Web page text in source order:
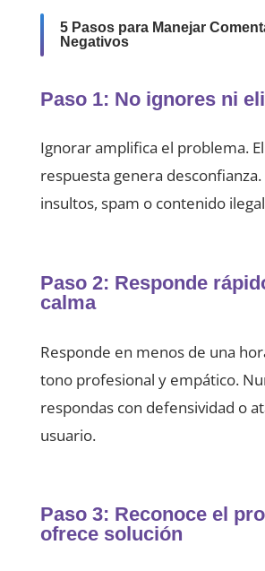
5 Pasos para Manejar
Negativos
Paso 1: No ignores ni
Ignorar amplifica el problema.
respuesta genera
insultos, spam o contenido
Paso 2: Responde
calma
Responde en menos de una
tono profesional y empático.
respondas con defensividad o
usuario.
Paso 3: Reconoce el
ofrece solución